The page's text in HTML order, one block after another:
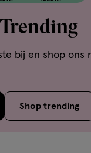
bij en shop ons
Shop trending